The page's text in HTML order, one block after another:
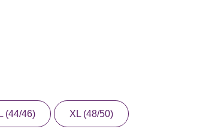
L (44/46) XL (48/50)